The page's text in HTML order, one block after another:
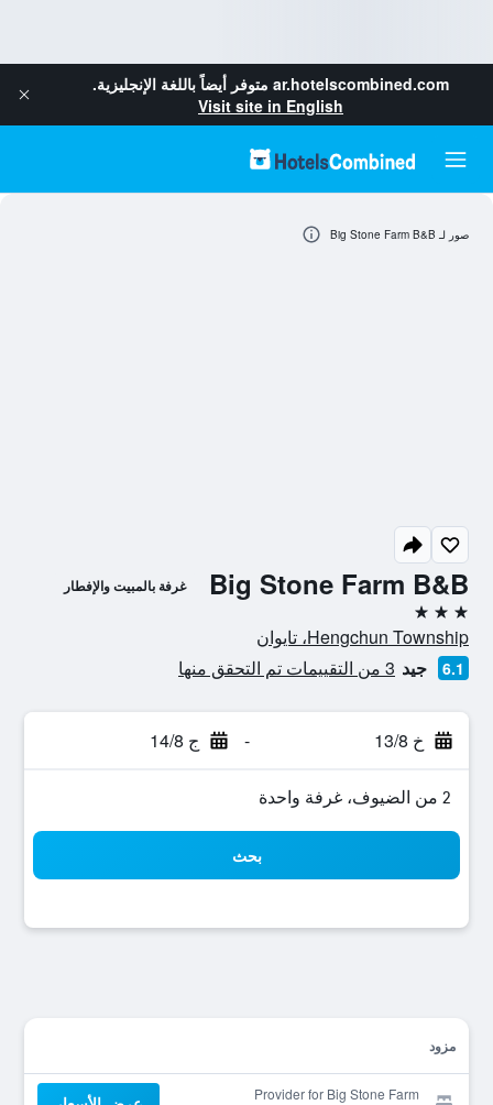
ar.hotelscombined.com متوفر أيضاً باللغة الإنجليزية.
Visit site in English
Big Stone Farm B&B غرفة بالمبيت والإفطار
3 نجوم
Hengchun Township، تايوان
6.1 جيد 3 من التقييمات تم التحقق منها
خ 13/8 - ج 14/8
2 من الضيوف، غرفة واحدة
بحث
مزود
Provider for Big Stone Farm
صور لـ Big Stone Farm B&B